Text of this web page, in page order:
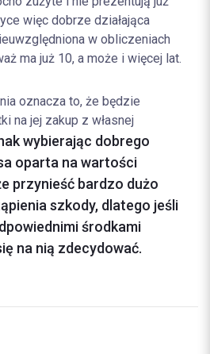
więc dobrze działająca
w obliczeniach
ma już 10, a może i więcej lat.
oznacza to, że będzie
na jej zakup z własnej
wybierając dobrego
oparta na wartości
przynieść bardzo dużo
szkody, dlatego jeśli
środkami
na nią zdecydować.